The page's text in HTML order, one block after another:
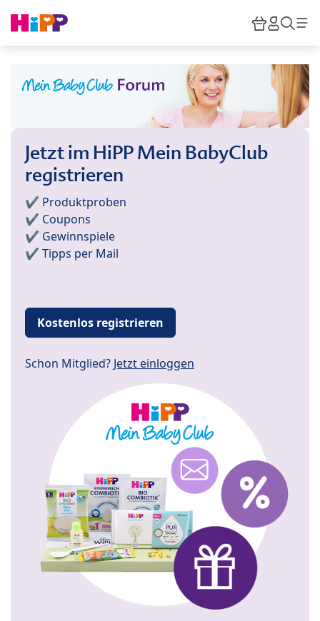
HiPP
Jetzt im HiPP Mein BabyClub
registrieren
✔️ Produktproben
✔️ Coupons
✔️ Gewinnspiele
✔️ Tipps per Mail
Kostenlos registrieren
Schon Mitglied? Jetzt einloggen